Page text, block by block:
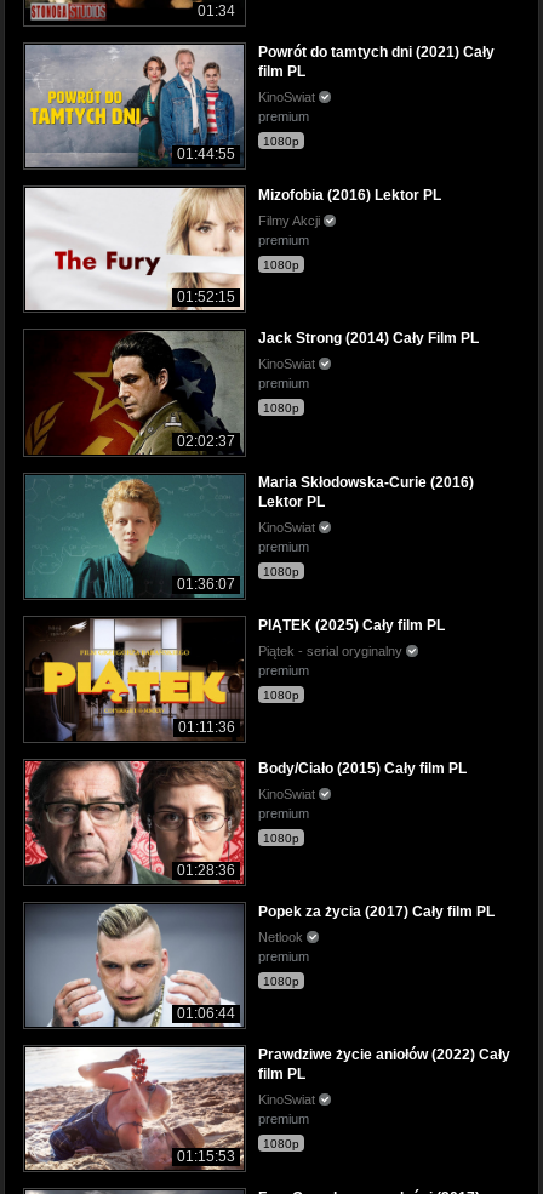
01:34
01:44:55
Powrót do tamtych dni (2021) Cały
film PL
KinoSwiat
premium
1080p
01:52:15
Mizofobia (2016) Lektor PL
Filmy Akcji
premium
1080p
02:02:37
Jack Strong (2014) Cały Film PL
KinoSwiat
premium
1080p
01:36:07
Maria Skłodowska-Curie (2016)
Lektor PL
KinoSwiat
premium
1080p
01:11:36
PIĄTEK (2025) Cały film PL
Piątek - serial oryginalny
premium
1080p
01:28:36
Body/Ciało (2015) Cały film PL
KinoSwiat
premium
1080p
01:06:44
Popek za życia (2017) Cały film PL
Netlook
premium
1080p
01:15:53
Prawdziwe życie aniołów (2022) Cały
film PL
KinoSwiat
premium
1080p